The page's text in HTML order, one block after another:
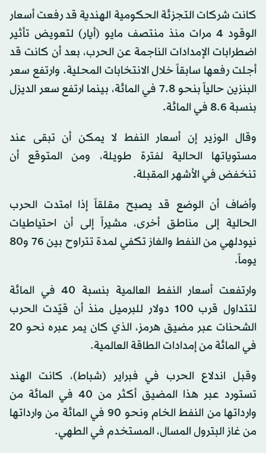
كانت شركات التجزئة الحكومية الهندية قد رفعت أسعار
الوقود 4 مرات منذ منتصف مايو (أيار) لتعويض تأثير
اضطرابات الإمدادات الناجمة عن الحرب، بعد أن كانت قد
أجلت رفعها سابقاً خلال الانتخابات المحلية. وارتفع سعر
البنزين حالياً بنحو 7.8 في المائة، بينما ارتفع سعر الديزل
بنسبة 8.6 في المائة.
وقال الوزير إن أسعار النفط لا يمكن أن تبقى عند
مستوياتها الحالية لفترة طويلة، ومن المتوقع أن
تنخفض في الأشهر المقبلة.
وأضاف أن الوضع قد يصبح مقلقاً إذا امتدت الحرب
الحالية إلى مناطق أخرى، مشيراً إلى أن احتياطيات
نيودلهي من النفط والغاز تكفي لمدة تتراوح بين 76 و80
يوماً.
وارتفعت أسعار النفط العالمية بنسبة 40 في المائة
لتتداول قرب 100 دولار للبرميل منذ أن قيّدت الحرب
الشحنات عبر مضيق هرمز، الذي كان يمر عبره نحو 20
في المائة من إمدادات الطاقة العالمية.
وقبل اندلاع الحرب في فبراير (شباط)، كانت الهند
تستورد عبر هذا المضيق أكثر من 40 في المائة من
وارداتها من النفط الخام ونحو 90 في المائة من وارداتها
من غاز البترول المسال، المستخدم في الطهي.